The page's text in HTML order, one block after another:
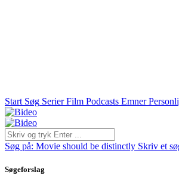
Start Søg Serier Film Podcasts Emner
Søg på: Movie should be distinctly Skriv et
Søgeforslag